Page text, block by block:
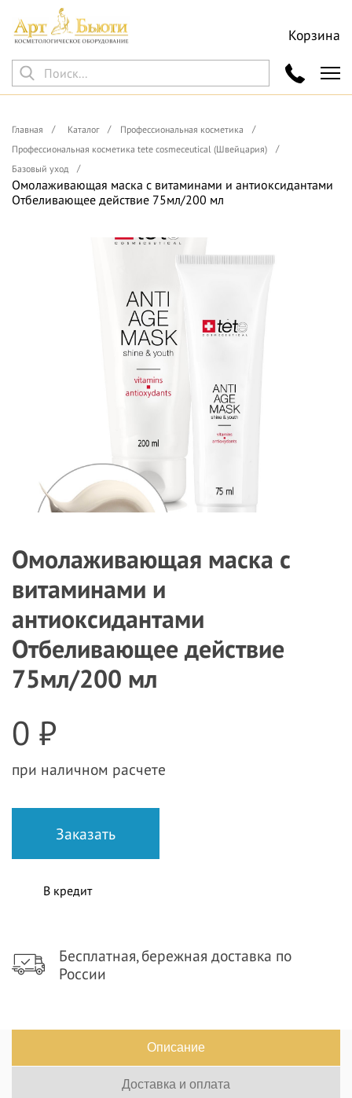
Корзина
Главная Каталог
Профессиональная косметика
Профессиональная косметика tete cosmeceutical (Швейцария)
Базовый уход
Омолаживающая маска с витаминами и антиоксидантами
Отбеливающее действие 75мл/200 мл
Омолаживающая маска с
витаминами и
антиоксидантами
Отбеливающее действие
75мл/200 мл
0 ₽
при наличном расчете
В кредит
Бесплатная, бережная доставка по
России
Описание
Доставка и оплата